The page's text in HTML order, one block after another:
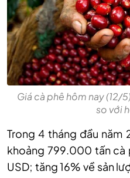
Giá cà phê hôm nay
so với
Trong 4 tháng đầu năm
khoảng 799.000 tấn cà
USD; tăng 16% về sản